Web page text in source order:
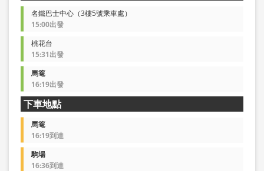
名鐵巴士中心（3樓5號乘車處）
15:00出發
桃花台
15:31出發
馬篭
16:19出發
下車地點
馬篭
16:19到達
駒場
16:36到達